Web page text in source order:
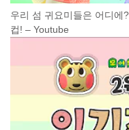
우리 섬 귀요미들은 어디에
컵! – Youtube